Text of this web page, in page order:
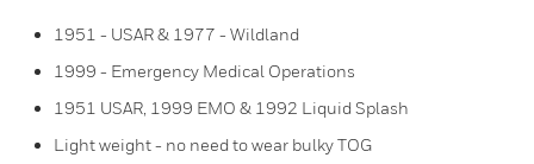
1951 - USAR & 1977 - Wildland
1999 - Emergency Medical Operations
1951 USAR, 1999 EMO & 1992 Liquid Splash
Light weight - no need to wear bulky TOG